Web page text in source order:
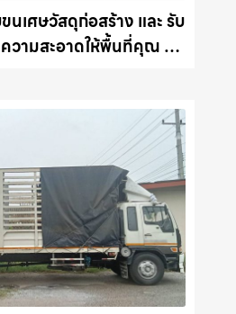
นเศษวัสดุก่อสร้าง และ รับ
วามสะอาดให้พื้นที่คุณ รถ